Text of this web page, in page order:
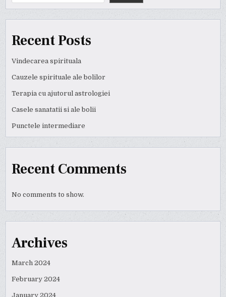
Recent Posts
Vindecarea spirituala
Cauzele spirituale ale bolilor
Terapia cu ajutorul astrologiei
Casele sanatatii si ale bolii
Punctele intermediare
Recent Comments
No comments to show.
Archives
March 2024
February 2024
January 2024